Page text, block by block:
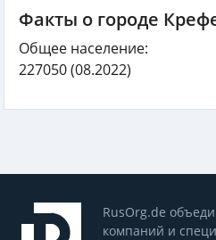
Факты о городе
Общее население:
227050(08.2022)
RusOrg.de
компаний и